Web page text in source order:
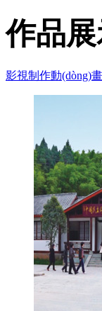
作品
影視制作動(dòng)